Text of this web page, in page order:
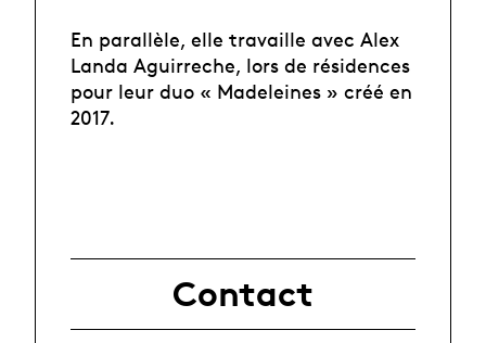
En parallèle, elle travaille avec Alex
Landa Aguirreche, lors de résidences
pour leur duo « Madeleines » créé en
2017.
Contact